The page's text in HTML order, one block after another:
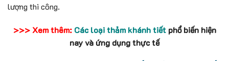
lượng thi công.
>>> Xem thêm: Các loại thảm khánh tiếtphổ biến hiện
nay và ứng dụng thực tế